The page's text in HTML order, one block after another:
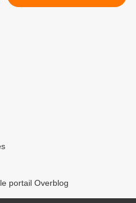
inquiétant » >
portail Overblog